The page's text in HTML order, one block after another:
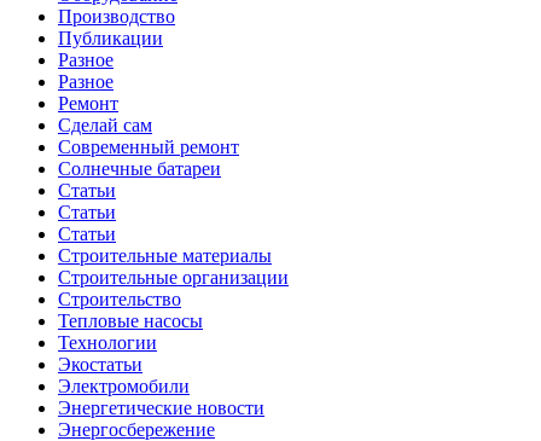
Производство
Публикации
Разное
Разное
Ремонт
Сделай сам
Современный ремонт
Солнечные батареи
Статьи
Статьи
Статьи
Строительные материалы
Строительные организации
Строительство
Тепловые насосы
Технологии
Экостатьи
Электромобили
Энергетические новости
Энергосбережение